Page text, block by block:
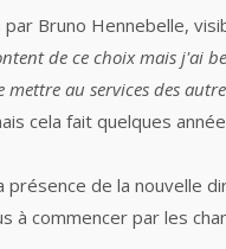
Bruno Hennebelle,
de ce choix mais j'ai
au services des
cela fait quelques
présence de la nouvelle
à commencer par les